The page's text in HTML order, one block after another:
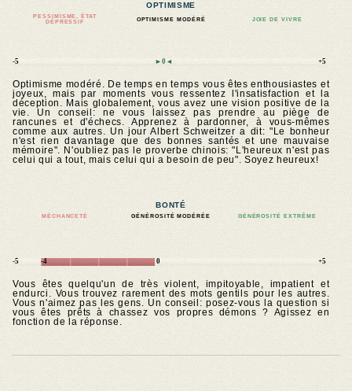
OPTIMISME
PESSIMISME, ÉTAT
DÉPRESSIF
OPTIMISME MODÉRÉ JOIE DE VIVRE
-5 ►0◄ +5
Optimisme modéré. De temps en temps vous êtes enthousiastes et
joyeux, mais par moments vous ressentez l'insatisfaction et la
déception. Mais globalement, vous avez une vision positive de la
vie. Un conseil: ne vous laissez pas prendre au piège de
rancunes et d'échecs. Apprenez à pardonner, à vous-mêmes
comme aux autres. Un jour Albert Schweitzer a dit: "Le bonheur
n'est rien davantage que des bonnes santés et une mauvaise
mémoire". N'oubliez pas le proverbe chinois: "L'heureux n'est pas
celui qui a tout, mais celui qui a besoin de peu". Soyez heureux!
BONTÉ
MÉCHANCETÉ GÉNÉROSITÉ MODÉRÉE GÉNÉROSITÉ EXTRÊME
-5 -4 0 +5
Vous êtes quelqu'un de très violent, impitoyable, impatient et
endurci. Vous trouvez rarement des mots gentils pour les autres.
Vous n'aimez pas les gens. Un conseil: posez-vous la question si
vous êtes prêts à chassez vos propres démons ? Agissez en
fonction de la réponse.